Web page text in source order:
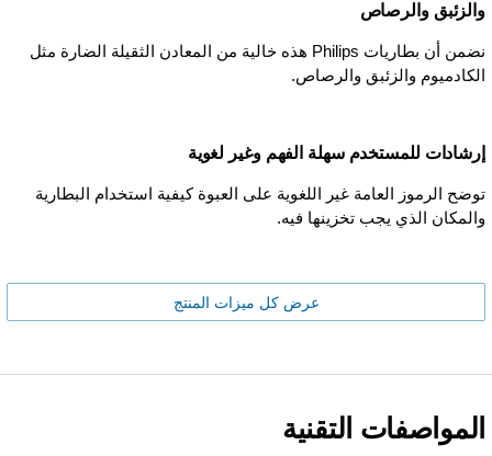
والزئبق والرصاص
نضمن أن بطاريات Philips هذه خالية من المعادن الثقيلة الضارة مثل
الكادميوم والزئبق والرصاص.
إرشادات للمستخدم سهلة الفهم وغير لغوية
توضح الرموز العامة غير اللغوية على العبوة كيفية استخدام البطارية
والمكان الذي يجب تخزينها فيه.
عرض كل ميزات المنتج
المواصفات التقنية